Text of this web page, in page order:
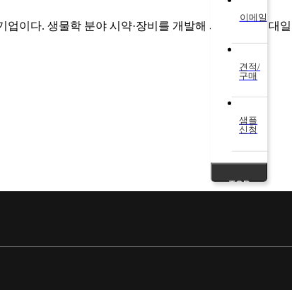
이다. 생물학 분야 시약·장비를 개발해 서비스하는 대일
이메일
견적/
구매
샘플
신청
TOP